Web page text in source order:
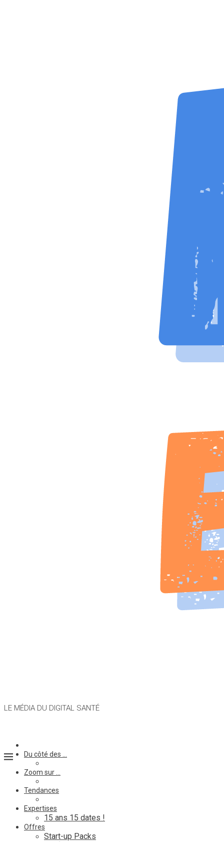
LE MÉDIA DU DIGITAL SANTÉ
Du côté des …
Zoom sur …
Tendances
Expertises
15 ans 15 dates !
Offres
Start-up Packs